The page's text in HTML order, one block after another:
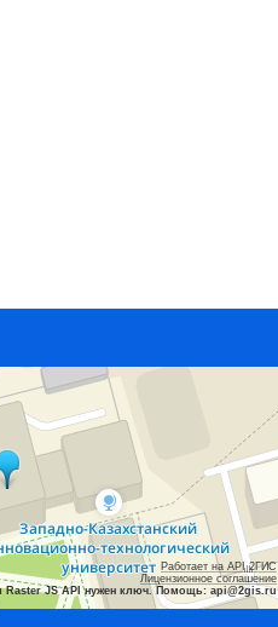
Работает на API 2ГИС
Лицензионное соглашение
Raster JS API нужен ключ. Помощь: api@2gis.ru